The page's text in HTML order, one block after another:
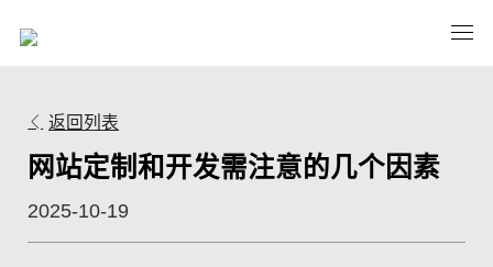
返回列表
网站定制和开发需注意的几个因素
2025-10-19